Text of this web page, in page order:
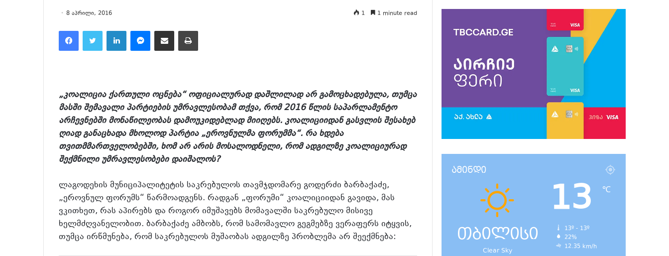
8 აპრილი, 2016 1 1 minute read
„კოალიცია ქართული ოცნება“ ოფიციალურად დაშლილად არ გამოცხადებულა, თუმცა
მასში შემავალი პარტიების უმრავლესობამ თქვა, რომ 2016 წლის საპარლამენტო
არჩევნებში მონაწილეობას დამოუკიდებლად მიიღებს. კოალიციიდან გასვლის შესახებ
ღიად განაცხადა მხოლოდ პარტია „ეროვნულმა ფორუმმა“. რა ხდება
თვითმმართველობებში, ხომ არ არის მოსალოდნელი, რომ ადგილზე კოალიციურად
შექმნილი უმრავლესობები დაიშალოს?
ლაგოდეხის მუნიციპალიტეტის საკრებულოს თავმჯდომარე გოდერძი ბარბაქაძე,
„ეროვნულ ფორუმს“ წარმოადგენს. რადგან „ფორუმი“ კოალიციიდან გავიდა, მას
ვკითხეთ, რას აპირებს და როგორ იმუშავებს მომავალში საკრებულო მისივე
ხელმძღვანელობით. ბარბაქაძე ამბობს, რომ სამომავლო გეგმებზე ვერაფერს იტყვის,
თუმცა ირწმუნება, რომ საკრებულოს მუშაობას ადგილზე პრობლემა არ შეექმნება:
ამინდი
თბილისი
Clear Sky
13 ℃
13º - 13º
22%
12.35 km/h